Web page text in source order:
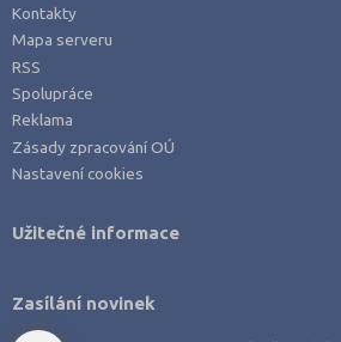
Kontakty
Mapa serveru
RSS
Spolupráce
Reklama
Zásady zpracování OÚ
Nastavení cookies
Užitečné informace
Zasílání novinek